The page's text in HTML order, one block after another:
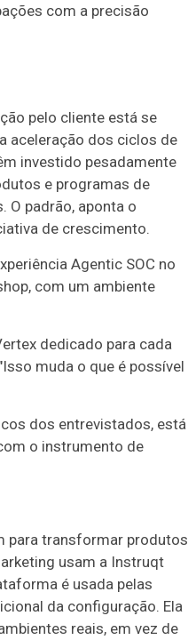
com a precisão
pelo cliente está se
aceleração dos ciclos de
investido pesadamente
e programas de
O padrão, aponta o
de crescimento.
Agentic SOC no
com um ambiente
dedicado para cada
muda o que é possível
dos entrevistados, está
o instrumento de
para transformar produtos
usam a Instruqt
é usada pelas
da configuração. Ela
reais, em vez de